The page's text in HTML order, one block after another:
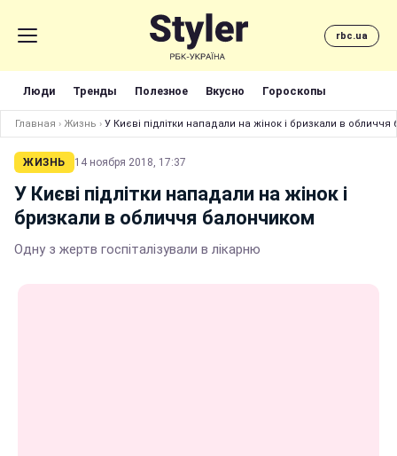
rbc.ua
Люди Тренды Полезное Вкусно Гороскопы
Главная › Жизнь › У Києві підлітки нападали на жінок і бризкали в
ЖИЗНЬ 14 ноября 2018, 17:37
У Києві підлітки нападали на жінок і
бризкали в обличчя балончиком
Одну з жертв госпіталізували в лікарню